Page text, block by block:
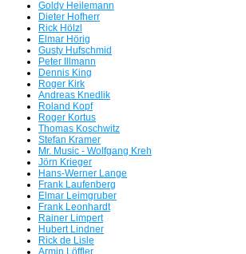
Oberfranken und Vogtland
Radio Aktiv/Star*Sat Radio und 89 HIT FM
Peter Pelunka mit 65 Jahren
Wir orgeln alles nieder - Der FMK-Südtirol
Wiederhören der einstigen
dem FMK-Südtirol Webradio
Goldy Heilemann
Dieter Hofherr
Rick Hölzl
Elmar Hörig
Gusty Hufschmid
Peter Illmann
Dennis King
Roger Kirk
Andreas Knedlik
Roland Kopf
Roger Kortus
Thomas Koschwitz
Stefan Kramer
Mr. Music - Wolfgang Kreh
Jörn Krieger
Hans-Werner Lange
Frank Laufenberg
Elmar Leimgruber
Frank Leonhardt
Rainer Limpert
Hubert Lindner
Rick de Lisle
Armin Löffler